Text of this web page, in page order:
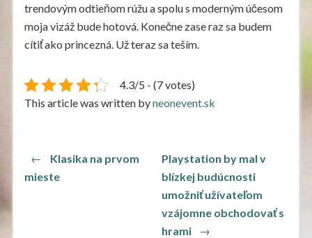
trendovým odtieňom rúžu a spolu s moderným účesom
moja vizáž bude hotová. Konečne zase raz sa budem
cítiť ako princezná. Už teraz sa teším.
4.3/5 - (7 votes)
This article was written byneonevent.sk
pro
←
Previous
post:
Klasika na prvom
mieste
Playstation by mal v
blízkej budúcnosti
umožniť užívateľom
vzájomne obchodovať s
hramiNext
→